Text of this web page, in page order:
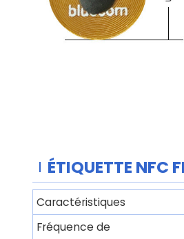
ÉTIQUETTE NFC
Caractéristiques
Fréquence de